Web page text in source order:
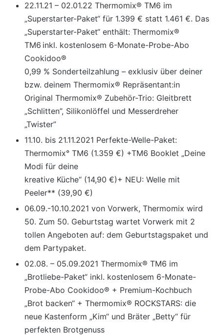
22.11.21 – 02.01.22 Thermomix® TM6 im
„Superstarter-Paket“ für 1.399 € statt 1.461 €. Das
„Superstarter-Paket“ enthält: Thermomix®
TM6 inkl. kostenlosem 6-Monate-Probe-Abo
Cookidoo®
0,99 % Sonderteilzahlung – exklusiv über deiner
bzw. deinem Thermomix® Repräsentant:in
Original Thermomix® Zubehör-Trio: Gleitbrett
„Schlitten”, Silikonlöffel und Messerdreher
„Twister”
11.10. bis 21.11.2021 Perfekte-Welle-Paket:
Thermomix° TM6 (1.359 €) +TM6 Booklet „Deine
Modi für deine
kreative Küche“ (14,90 €)+ NEU: Welle mit
Peeler** (39,90 €)
06.09.-10.10.2021 von Vorwerk, Thermomix wird
50. Zum 50. Geburtstag wartet Vorwerk mit 2
tollen Angeboten auf: dem Geburtstagspaket und
dem Partypaket.
02.08. – 05.09.2021 Thermomix® TM6 im
„Brotliebe-Paket“ inkl. kostenlosem 6-Monate-
Probe-Abo Cookidoo® + Premium-Kochbuch
„Brot backen“ + Thermomix® ROCKSTARS: die
neue Kastenform „Kim“ und Bräter „Betty“ für
perfekten Brotgenuss